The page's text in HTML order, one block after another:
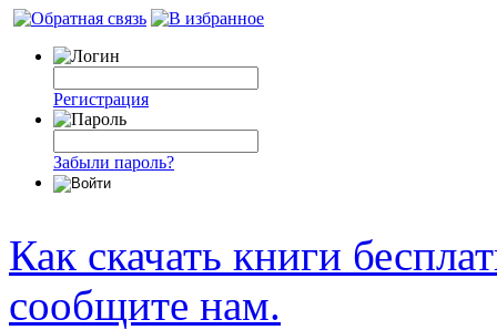
Регистрация
Забыли пароль?
Как скачать книги
сообщите нам.